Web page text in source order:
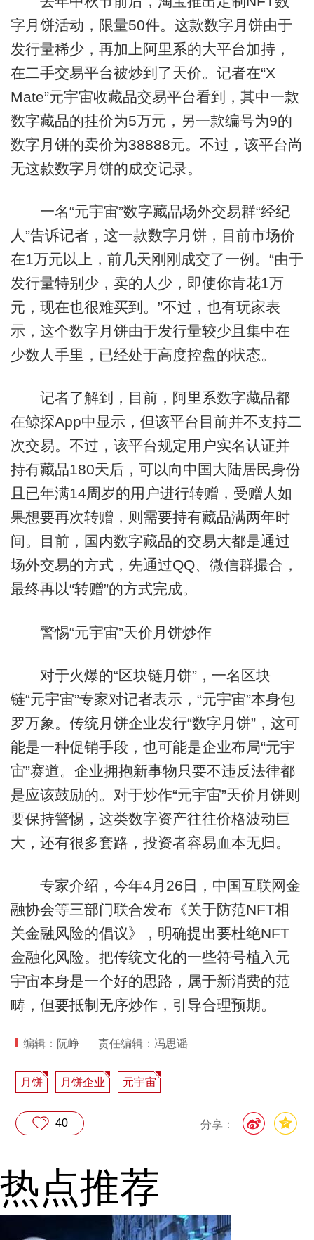
字月饼活动，限量50件。这款数字月饼由于
发行量稀少，再加上阿里系的大平台加持，
在二手交易平台被炒到了天价。记者在“X
Mate”元宇宙收藏品交易平台看到，其中一款
数字藏品的挂价为5万元，另一款编号为9的
数字月饼的卖价为38888元。不过，该平台尚
无这款数字月饼的成交记录。
一名“元宇宙”数字藏品场外交易群“经纪
人”告诉记者，这一款数字月饼，目前市场价
在1万元以上，前几天刚刚成交了一例。“由于
发行量特别少，卖的人少，即使你肯花1万
元，现在也很难买到。”不过，也有玩家表
示，这个数字月饼由于发行量较少且集中在
少数人手里，已经处于高度控盘的状态。
记者了解到，目前，阿里系数字藏品都
在鲸探App中显示，但该平台目前并不支持二
次交易。不过，该平台规定用户实名认证并
持有藏品180天后，可以向中国大陆居民身份
且已年满14周岁的用户进行转赠，受赠人如
果想要再次转赠，则需要持有藏品满两年时
间。目前，国内数字藏品的交易大都是通过
场外交易的方式，先通过QQ、微信群撮合，
最终再以“转赠”的方式完成。
警惕“元宇宙”天价月饼炒作
对于火爆的“区块链月饼”，一名区块
链“元宇宙”专家对记者表示，“元宇宙”本身包
罗万象。传统月饼企业发行“数字月饼”，这可
能是一种促销手段，也可能是企业布局“元宇
宙”赛道。企业拥抱新事物只要不违反法律都
是应该鼓励的。对于炒作“元宇宙”天价月饼则
要保持警惕，这类数字资产往往价格波动巨
大，还有很多套路，投资者容易血本无归。
专家介绍，今年4月26日，中国互联网金
融协会等三部门联合发布《关于防范NFT相
关金融风险的倡议》，明确提出要杜绝NFT
金融化风险。把传统文化的一些符号植入元
宇宙本身是一个好的思路，属于新消费的范
畴，但要抵制无序炒作，引导合理预期。
编辑：阮峥 责任编辑：冯思谣
月饼 月饼企业 元宇宙
分享：
40
热点推荐